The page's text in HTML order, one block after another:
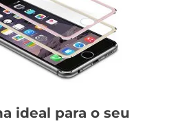
ideal para o seu